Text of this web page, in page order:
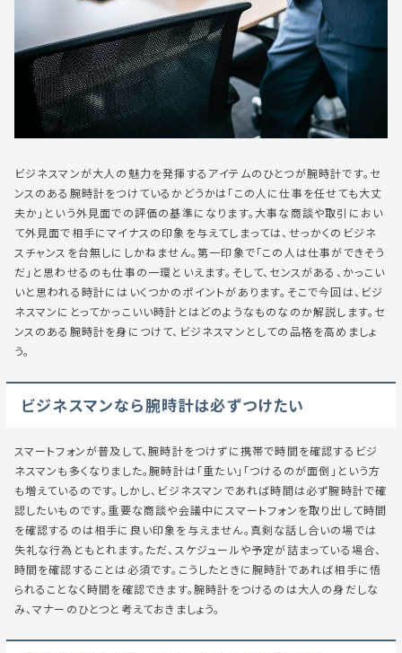
ビジネスマンが大人の魅力を発揮するアイテムのひとつが腕時計です。セ
ンスのある腕時計をつけているかどうかは「この人に仕事を任せても大丈
夫か」という外見面での評価の基準になります。大事な商談や取引におい
て外見面で相手にマイナスの印象を与えてしまっては、せっかくのビジネ
スチャンスを台無しにしかねません。第一印象で「この人は仕事ができそう
だ」と思わせるのも仕事の一環といえます。そして、センスがある、かっこい
いと思われる時計にはいくつかのポイントがあります。そこで今回は、ビジ
ネスマンにとってかっこいい時計とはどのようなものなのか解説します。セ
ンスのある腕時計を身につけて、ビジネスマンとしての品格を高めましょ
う。
ビジネスマンなら腕時計は必ずつけたい
スマートフォンが普及して、腕時計をつけずに携帯で時間を確認するビジ
ネスマンも多くなりました。腕時計は「重たい」「つけるのが面倒」という方
も増えているのです。しかし、ビジネスマンであれば時間は必ず腕時計で確
認したいものです。重要な商談や会議中にスマートフォンを取り出して時間
を確認するのは相手に良い印象を与えません。真剣な話し合いの場では
失礼な行為ともとれます。ただ、スケジュールや予定が詰まっている場合、
時間を確認することは必須です。こうしたときに腕時計であれば相手に悟
られることなく時間を確認できます。腕時計をつけるのは大人の身だしな
み、マナーのひとつと考えておきましょう。